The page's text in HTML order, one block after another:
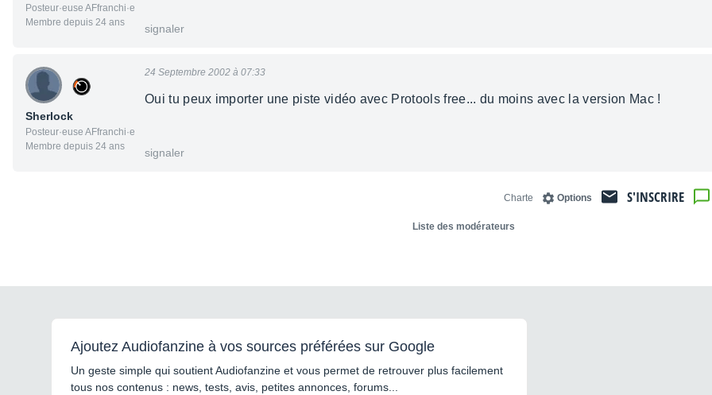
Posteur·euse AFfranchi·e
Membre depuis 24 ans
signaler
Sherlock
Posteur·euse AFfranchi·e
Membre depuis 24 ans
24 Septembre 2002 à 07:33
Oui tu peux importer une piste vidéo avec Protools free... du moins avec la version Mac !
signaler
S'INSCRIRE
Options
Charte
Liste des modérateurs
Ajoutez Audiofanzine à vos sources préférées sur Google
Un geste simple qui soutient Audiofanzine et vous permet de retrouver plus facilement
tous nos contenus : news, tests, avis, petites annonces, forums...